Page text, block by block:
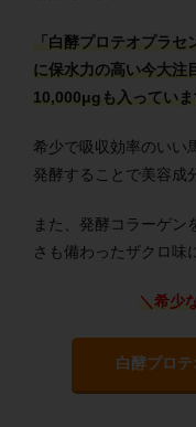
「白酵プロテオプラ
に保水力の高い今大注
10,000μgも入っていま
希少で吸収効率のいい
発酵することで美容成
また、発酵コラーゲン
さも備わったザクロ味
＼希少
白酵プロ